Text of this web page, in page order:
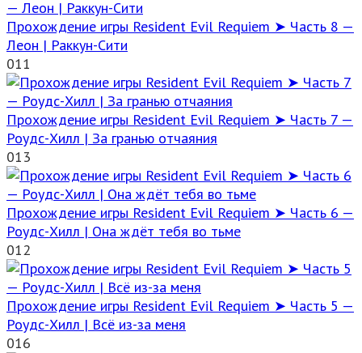
Прохождение игры Resident Evil Requiem ➤ Часть 8 —
Леон | Раккун-Сити
011
Прохождение игры Resident Evil Requiem ➤ Часть 7 —
Роудс-Хилл | За гранью отчаяния
013
Прохождение игры Resident Evil Requiem ➤ Часть 6 —
Роудс-Хилл | Она ждёт тебя во тьме
012
Прохождение игры Resident Evil Requiem ➤ Часть 5 —
Роудс-Хилл | Всё из-за меня
016